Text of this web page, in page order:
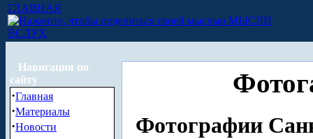
ГЛАВНАЯ
МЫСЛИ
ВСЛУХ
Навигация по
сайту
·Главная
·Материалы
·Новости Фотографии